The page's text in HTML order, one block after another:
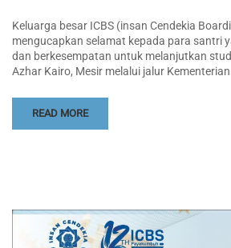
Keluarga besar ICBS (insan Cendekia
mengucapkan selamat kepada para santri
dan berkesempatan untuk melanjutkan
Azhar Kairo, Mesir melalui jalur
READ MORE